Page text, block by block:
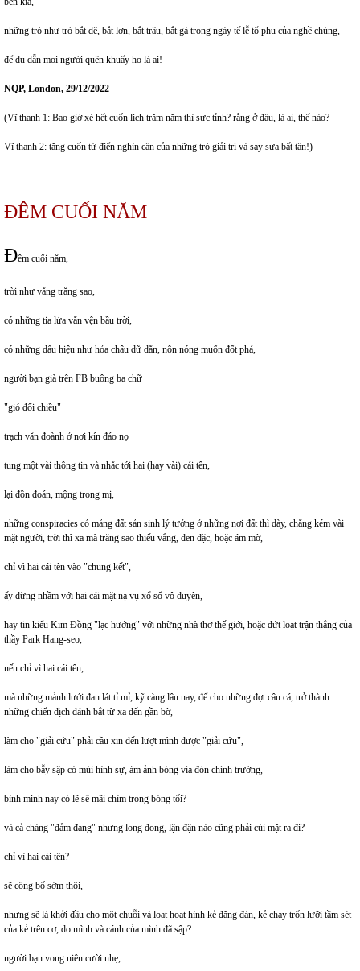
những trò như trò bắt dê, bắt lợn, bắt trâu, bắt gà trong ngày tế lễ tổ phụ của nghề chúng,
để dụ dẫn mọi người quên khuấy họ là ai!
NQP, London, 29/12/2022
(Vĩ thanh 1: Bao giờ xé hết cuốn lịch trăm năm thì sực tỉnh? rằng ở đâu, là ai, thế nào?
Vĩ thanh 2: tặng cuốn từ điển nghìn cân của những trò giải trí và say sưa bất tận!)
ĐÊM CUỐI NĂM
Đêm cuối năm,
trời như vắng trăng sao,
có những tia lửa vằn vện bầu trời,
có những dấu hiệu như hỏa châu dữ dằn, nôn nóng muốn đốt phá,
người bạn già trên FB buông ba chữ
"gió đổi chiều"
trạch văn đoành ở nơi kín đáo nọ
tung một vài thông tin và nhắc tới hai (hay vài) cái tên,
lại đồn đoán, mộng trong mị,
những conspiracies có mảng đất sản sinh lý tưởng ở những nơi đất thì dày, chẳng kém vài
mặt người, trời thì xa mà trăng sao thiếu vắng, đen đặc, hoặc ám mờ,
chỉ vì hai cái tên vào "chung kết",
ấy đừng nhầm với hai cái mặt nạ vụ xổ số vô duyên,
hay tin kiểu Kim Đồng "lạc hướng" với những nhà thơ thế giới, hoặc đứt loạt trận thắng của
thầy Park Hang-seo,
nếu chỉ vì hai cái tên,
mà những mảnh lưới đan lát tỉ mỉ, kỹ càng lâu nay, để cho những đợt câu cá, trở thành
những chiến dịch đánh bắt từ xa đến gần bờ,
làm cho "giải cứu" phải cầu xin đến lượt mình được "giải cứu",
làm cho bẫy sập có mùi hình sự, ám ảnh bóng vía đòn chính trường,
bình minh nay có lẽ sẽ mãi chìm trong bóng tối?
và cả chàng "đảm đang" nhưng long đong, lận đận nào cũng phải cúi mặt ra đi?
chỉ vì hai cái tên?
sẽ công bố sớm thôi,
nhưng sẽ là khởi đầu cho một chuỗi và loạt hoạt hình kẻ đăng đàn, kẻ chạy trốn lưỡi tầm sét
của kẻ trên cơ, do mình và cánh của mình đã sập?
người bạn vong niên cười nhẹ,